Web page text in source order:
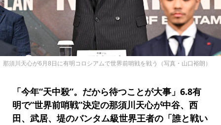
那須川天心が6月8日に有明コロシアムで世界前哨戦を戦う（写真・山口裕朗）
「今年“天中殺”。だから待つことが大事」6.8有
明で“世界前哨戦”決定の那須川天心が中谷、西
田、武居、堤のバンタム級世界王者の「誰と戦い